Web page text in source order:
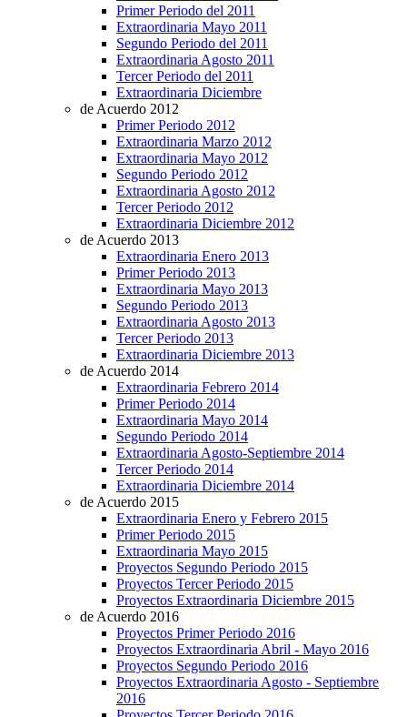
Primer Periodo del 2011
Extraordinaria Mayo 2011
Segundo Periodo del 2011
Extraordinaria Agosto 2011
Tercer Periodo del 2011
Extraordinaria Diciembre
de Acuerdo 2012
Primer Periodo 2012
Extraordinaria Marzo 2012
Extraordinaria Mayo 2012
Segundo Periodo 2012
Extraordinaria Agosto 2012
Tercer Periodo 2012
Extraordinaria Diciembre 2012
de Acuerdo 2013
Extraordinaria Enero 2013
Primer Periodo 2013
Extraordinaria Mayo 2013
Segundo Periodo 2013
Extraordinaria Agosto 2013
Tercer Periodo 2013
Extraordinaria Diciembre 2013
de Acuerdo 2014
Extraordinaria Febrero 2014
Primer Periodo 2014
Extraordinaria Mayo 2014
Segundo Periodo 2014
Extraordinaria Agosto-Septiembre 2014
Tercer Periodo 2014
Extraordinaria Diciembre 2014
de Acuerdo 2015
Extraordinaria Enero y Febrero 2015
Primer Periodo 2015
Extraordinaria Mayo 2015
Proyectos Segundo Periodo 2015
Proyectos Tercer Periodo 2015
Proyectos Extraordinaria Diciembre 2015
de Acuerdo 2016
Proyectos Primer Periodo 2016
Proyectos Extraordinaria Abril - Mayo 2016
Proyectos Segundo Periodo 2016
Proyectos Extraordinaria Agosto - Septiembre
2016